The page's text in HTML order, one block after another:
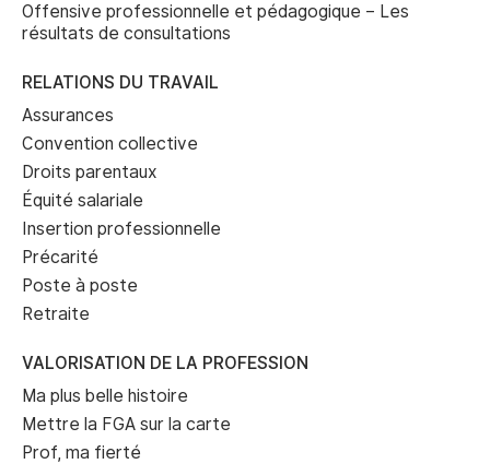
Offensive professionnelle et pédagogique – Les
résultats de consultations
RELATIONS DU TRAVAIL
Assurances
Convention collective
Droits parentaux
Équité salariale
Insertion professionnelle
Précarité
Poste à poste
Retraite
VALORISATION DE LA PROFESSION
Ma plus belle histoire
Mettre la FGA sur la carte
Prof, ma fierté